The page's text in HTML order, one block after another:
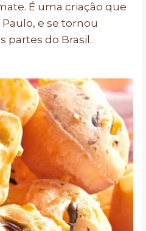
É uma criação que
e se tornou
partes do Brasil.